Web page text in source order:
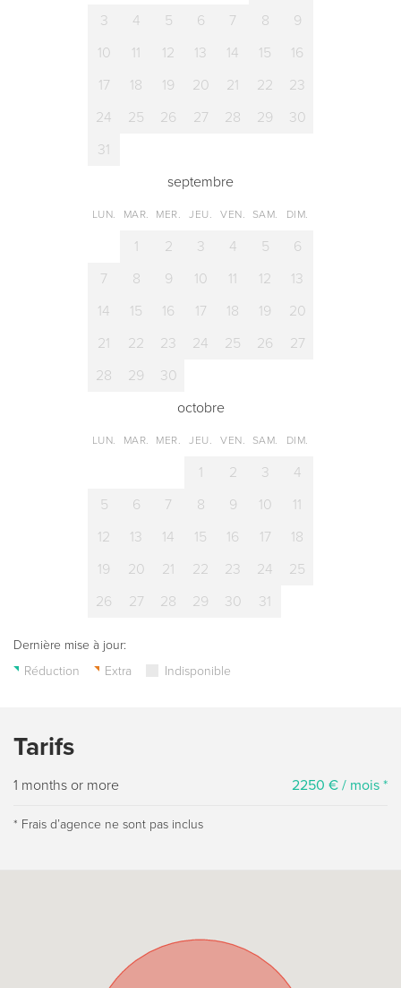
3 4 5 6 7 8
9
10
11 12 13 14 15
16
17
18 19 20 21 22
23
24
25 26 27 28 29
30
31
septembre
LUN. MAR. MER. JEU. VEN. SAM. DIM.
1 2 3 4 5
6
7
8 9 10 11 12
13
14
15 16 17 18 19
20
21
22 23 24 25 26
27
28
29
30
octobre
LUN. MAR. MER. JEU. VEN. SAM. DIM.
1 2 3
4
5
6 7 8 9 10
11
12
13 14 15 16 17
18
19
20 21 22 23 24
25
26
27 28 29 30 31
Dernière mise à jour:
Réduction
Extra Indisponible
Tarifs
1 months or more 2250 € / mois *
* Frais dʼagence ne sont pas inclus